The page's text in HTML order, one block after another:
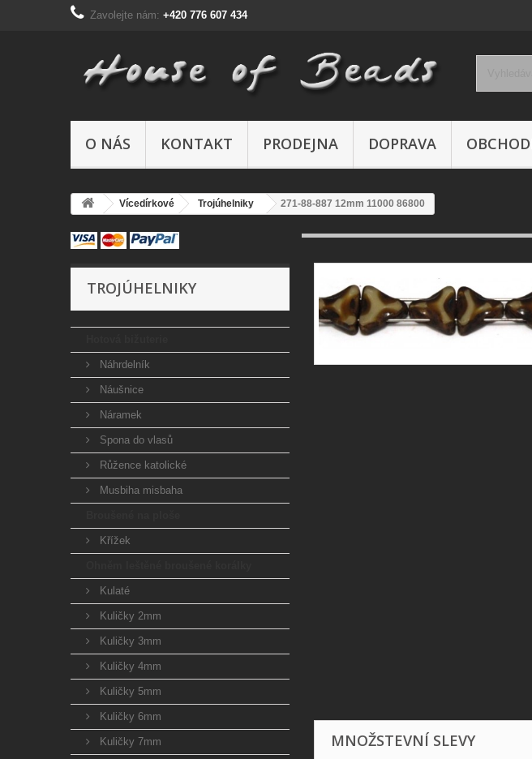
Zavolejte nám: +420 776 607 434
O NÁS KONTAKT PRODEJNA DOPRAVA
Vícedírkové Trojúhelniky 271-88-887 12mm 11000 86800
TROJÚHELNIKY
Náhrdelník
Náušnice
Náramek
Spona do vlasů
Růžence katolické
Musbiha misbaha
Křížek
Kulaté
Kuličky 2mm
Kuličky 3mm
Kuličky 4mm
Kuličky 5mm
Kuličky 6mm
Kuličky 7mm MNOŽSTEVNÍ SLEVY